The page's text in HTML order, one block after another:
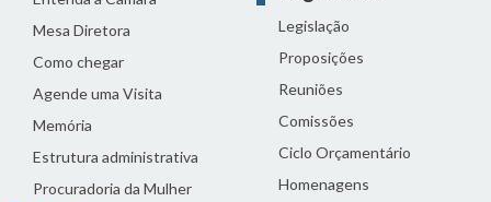
Mesa Diretora
Como chegar
Agende uma Visita
Memória
Estrutura administrativa
Procuradoria da Mulher
Legislação
Proposições
Reuniões
Comissões
Ciclo Orçamentário
Homenagens